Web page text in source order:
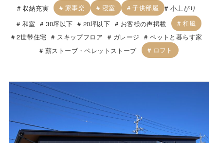
収納充実
家事楽 寝室 子供部屋
小上がり
和室
30坪以下 20坪以下 お客様の声掲載
和風
2世帯住宅
スキップフロア ガレージ
ペットと暮らす家
薪ストーブ・ペレットストーブ
ロフト